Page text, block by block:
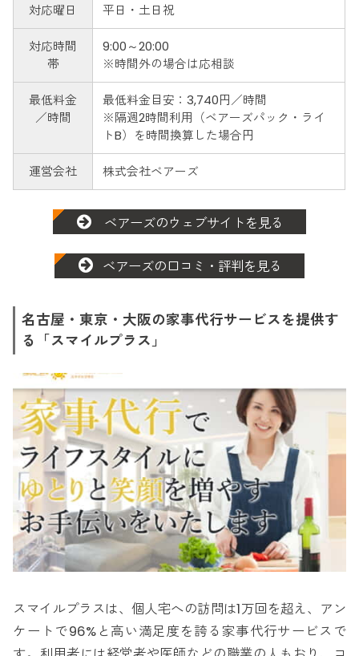
対応曜日 平日・土日祝
対応時間
帯
9:00～20:00
※時間外の場合は応相談
最低料金
／時間
最低料金目安：3,740円／時間
※隔週2時間利用（ベアーズパック・ライ
トB）を時間換算した場合円
運営会社 株式会社ベアーズ
ベアーズのウェブサイトを見る
ベアーズの口コミ・評判を見る
名古屋・東京・大阪の家事代行サービスを提供す
る「スマイルプラス」
スマイルプラスは、個人宅への訪問は1万回を超え、アン
ケートで96%と高い満足度を誇る家事代行サービスで